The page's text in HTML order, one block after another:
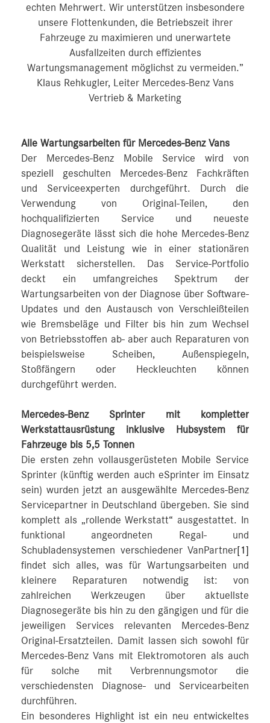
echten Mehrwert. Wir unterstützen insbesondere
unsere Flottenkunden, die Betriebszeit ihrer
Fahrzeuge zu maximieren und unerwartete
Ausfallzeiten durch effizientes
Wartungsmanagement möglichst zu vermeiden.”
Klaus Rehkugler, Leiter Mercedes-Benz Vans
Vertrieb & Marketing
Alle Wartungsarbeiten für Mercedes-Benz Vans
Der Mercedes-Benz Mobile Service wird von
speziell geschulten Mercedes‑Benz Fachkräften
und Serviceexperten durchgeführt. Durch die
Verwendung von Original-Teilen, den
hochqualifizierten Service und neueste
Diagnosegeräte lässt sich die hohe Mercedes-Benz
Qualität und Leistung wie in einer stationären
Werkstatt sicherstellen. Das Service-Portfolio
deckt ein umfangreiches Spektrum der
Wartungsarbeiten von der Diagnose über Software-
Updates und den Austausch von Verschleißteilen
wie Bremsbeläge und Filter bis hin zum Wechsel
von Betriebsstoffen ab- aber auch Reparaturen von
beispielsweise Scheiben, Außenspiegeln,
Stoßfängern oder Heckleuchten können
durchgeführt werden.
Mercedes-Benz Sprinter mit kompletter
Werkstattausrüstung inklusive Hubsystem für
Fahrzeuge bis 5,5 Tonnen
Die ersten zehn vollausgerüsteten Mobile Service
Sprinter (künftig werden auch eSprinter im Einsatz
sein) wurden jetzt an ausgewählte Mercedes-Benz
Servicepartner in Deutschland übergeben. Sie sind
komplett als „rollende Werkstatt“ ausgestattet. In
funktional angeordneten Regal- und
Schubladensystemen verschiedener VanPartner[1]
findet sich alles, was für Wartungsarbeiten und
kleinere Reparaturen notwendig ist: von
zahlreichen Werkzeugen über aktuellste
Diagnosegeräte bis hin zu den gängigen und für die
jeweiligen Services relevanten Mercedes-Benz
Original-Ersatzteilen. Damit lassen sich sowohl für
Mercedes‑Benz Vans mit Elektromotoren als auch
für solche mit Verbrennungsmotor die
verschiedensten Diagnose- und Servicearbeiten
durchführen.
Ein besonderes Highlight ist ein neu entwickeltes